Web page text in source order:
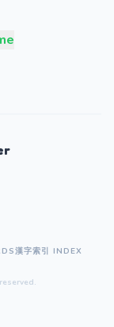
漢字索引 INDEX